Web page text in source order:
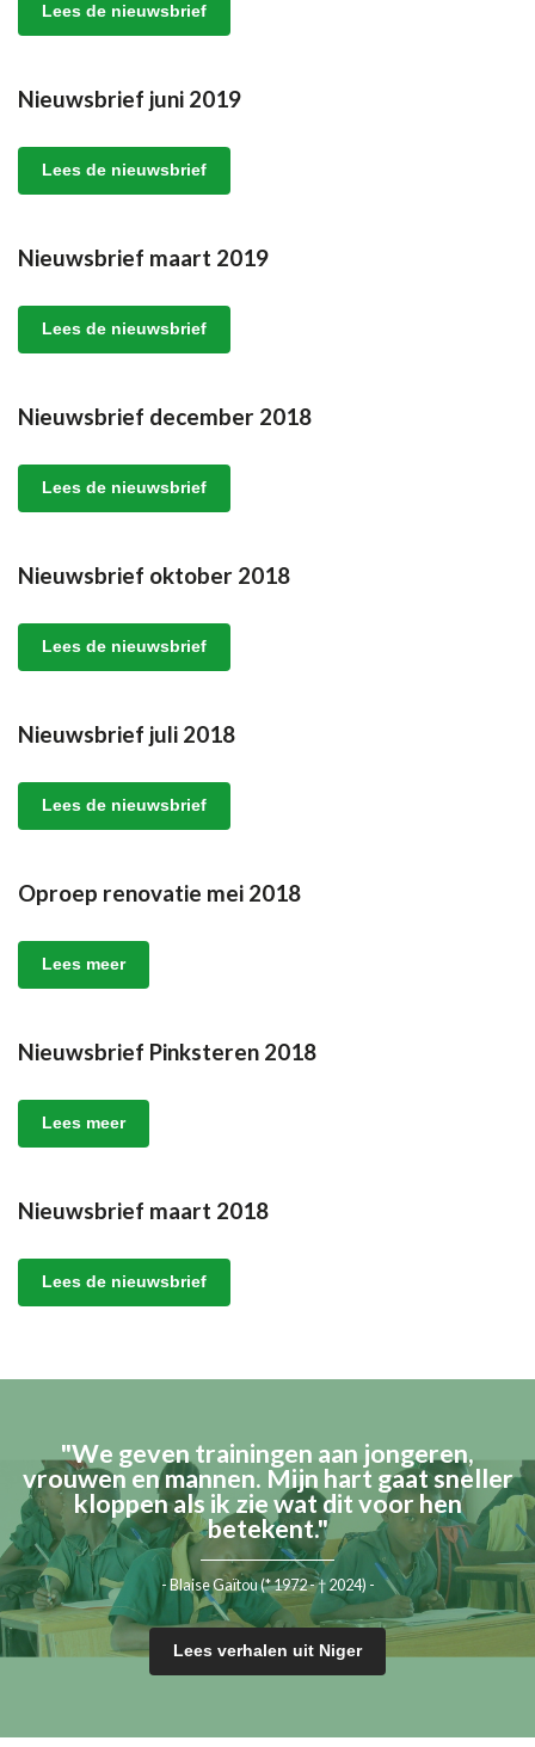
Lees de nieuwsbrief
Nieuwsbrief juni 2019
Lees de nieuwsbrief
Nieuwsbrief maart 2019
Lees de nieuwsbrief
Nieuwsbrief december 2018
Lees de nieuwsbrief
Nieuwsbrief oktober 2018
Lees de nieuwsbrief
Nieuwsbrief juli 2018
Lees de nieuwsbrief
Oproep renovatie mei 2018
Lees meer
Nieuwsbrief Pinksteren 2018
Lees meer
Nieuwsbrief maart 2018
Lees de nieuwsbrief
"We geven trainingen aan jongeren,
vrouwen en mannen. Mijn hart gaat sneller
kloppen als ik zie wat dit voor hen
betekent."
- Blaise Gaïtou (* 1972 - † 2024) -
Lees verhalen uit Niger